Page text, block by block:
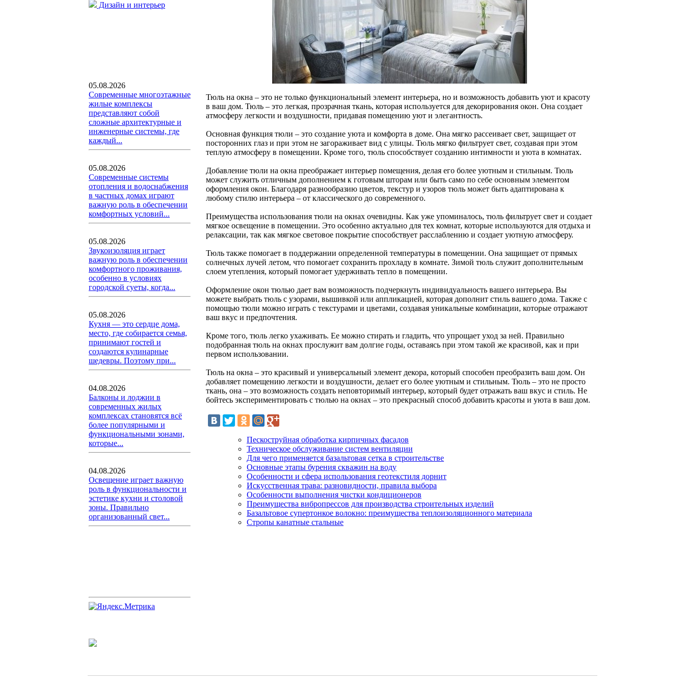
Дизайн и интерьер
05.08.2026
Современные многоэтажные
жилые комплексы
представляют собой
сложные архитектурные и
инженерные системы, где
каждый...
05.08.2026
Современные системы
отопления и водоснабжения
в частных домах играют
важную роль в обеспечении
комфортных условий...
05.08.2026
Звукоизоляция играет
важную роль в обеспечении
комфортного проживания,
особенно в условиях
городской суеты, когда...
05.08.2026
Кухня — это сердце дома,
место, где собирается семья,
принимают гостей и
создаются кулинарные
шедевры. Поэтому при...
04.08.2026
Балконы и лоджии в
современных жилых
комплексах становятся всё
более популярными и
функциональными зонами,
которые...
04.08.2026
Освещение играет важную
роль в функциональности и
эстетике кухни и столовой
зоны. Правильно
организованный свет...
Тюль на окна – это не только функциональный элемент интерьера, но и возможность добавить уют и красоту
в ваш дом. Тюль – это легкая, прозрачная ткань, которая используется для декорирования окон. Она создает
атмосферу легкости и воздушности, придавая помещению уют и элегантность.
Основная функция тюли – это создание уюта и комфорта в доме. Она мягко рассеивает свет, защищает от
посторонних глаз и при этом не загораживает вид с улицы. Тюль мягко фильтрует свет, создавая при этом
теплую атмосферу в помещении. Кроме того, тюль способствует созданию интимности и уюта в комнатах.
Добавление тюли на окна преображает интерьер помещения, делая его более уютным и стильным. Тюль
может служить отличным дополнением к готовым шторам или быть само по себе основным элементом
оформления окон. Благодаря разнообразию цветов, текстур и узоров тюль может быть адаптирована к
любому стилю интерьера – от классического до современного.
Преимущества использования тюли на окнах очевидны. Как уже упоминалось, тюль фильтрует свет и создает
мягкое освещение в помещении. Это особенно актуально для тех комнат, которые используются для отдыха и
релаксации, так как мягкое световое покрытие способствует расслаблению и создает уютную атмосферу.
Тюль также помогает в поддержании определенной температуры в помещении. Она защищает от прямых
солнечных лучей летом, что помогает сохранить прохладу в комнате. Зимой тюль служит дополнительным
слоем утепления, который помогает удерживать тепло в помещении.
Оформление окон тюлью дает вам возможность подчеркнуть индивидуальность вашего интерьера. Вы
можете выбрать тюль с узорами, вышивкой или аппликацией, которая дополнит стиль вашего дома. Также с
помощью тюли можно играть с текстурами и цветами, создавая уникальные комбинации, которые отражают
ваш вкус и предпочтения.
Кроме того, тюль легко ухаживать. Ее можно стирать и гладить, что упрощает уход за ней. Правильно
подобранная тюль на окнах прослужит вам долгие годы, оставаясь при этом такой же красивой, как и при
первом использовании.
Тюль на окна – это красивый и универсальный элемент декора, который способен преобразить ваш дом. Он
добавляет помещению легкости и воздушности, делает его более уютным и стильным. Тюль – это не просто
ткань, она – это возможность создать неповторимый интерьер, который будет отражать ваш вкус и стиль. Не
бойтесь экспериментировать с тюлью на окнах – это прекрасный способ добавить красоты и уюта в ваш дом.
Пескоструйная обработка кирпичных фасадов
Техническое обслуживание систем вентиляции
Для чего применяется базальтовая сетка в строительстве
Основные этапы бурения скважин на воду
Особенности и сфера использования геотекстиля дорнит
Искусственная трава: разновидности, правила выбора
Особенности выполнения чистки кондиционеров
Преимущества вибропрессов для производства строительных изделий
Базальтовое супертонкое волокно: преимущества теплоизоляционного материала
Стропы канатные стальные